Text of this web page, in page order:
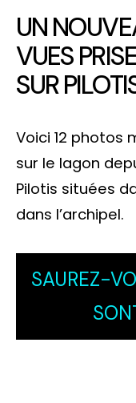
UN
VUES
SUR
Voici 12 photos
sur le lagon
Pilotis situées
dans l’archipel.
SAUREZ-